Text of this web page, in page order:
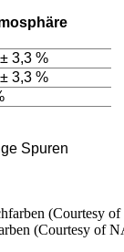
3,3 %
3,3 %
Spuren
(Courtesy of